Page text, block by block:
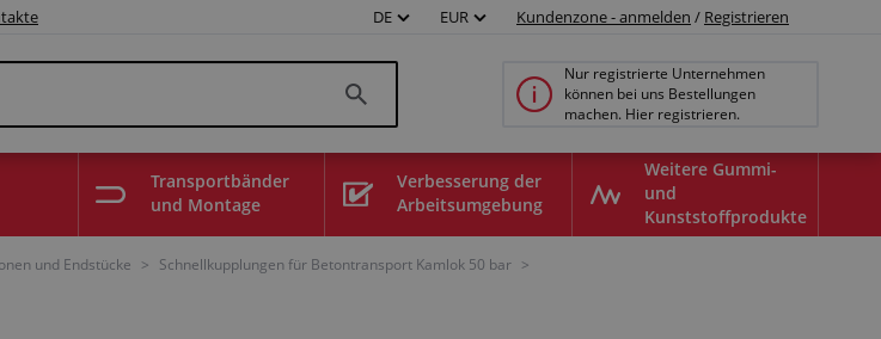
DE EUR Kundenzone - anmelden / Registrieren
Nur registrierte Unternehmen
können bei uns Bestellungen
machen. Hier registrieren.
Transportbänder
und Montage
Verbesserung der
Arbeitsumgebung
Weitere Gummi-
und
Kunststoffprodukte
und Endstücke > Schnellkupplungen für Betontransport Kamlok 50 bar >